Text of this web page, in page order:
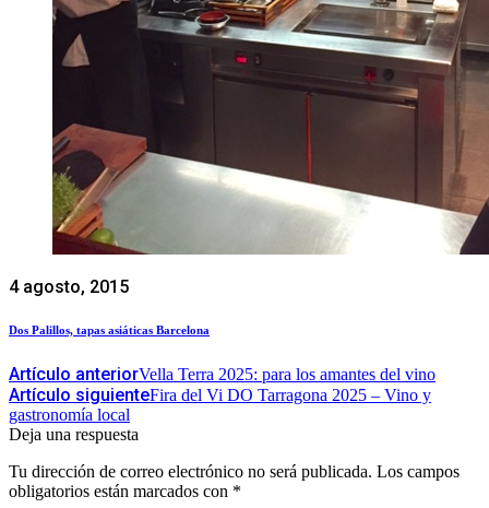
4 agosto, 2015
Dos Palillos, tapas asiáticas Barcelona
Artículo anteriorVella Terra 2025: para los amantes del vino
Artículo siguienteFira del Vi DO Tarragona 2025 – Vino y
gastronomía local
Deja una respuesta
Tu dirección de correo electrónico no será publicada. Los campos
obligatorios están marcados con *